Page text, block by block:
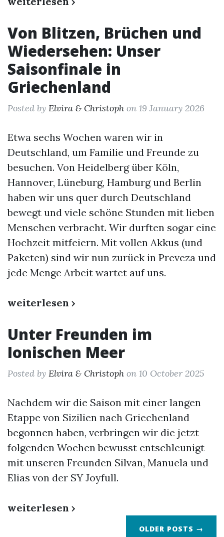
Von Blitzen, Brüchen und
Wiedersehen: Unser
Saisonfinale in
Griechenland
Posted by Elvira & Christoph on 19 January 2026
Etwa sechs Wochen waren wir in
Deutschland, um Familie und Freunde zu
besuchen. Von Heidelberg über Köln,
Hannover, Lüneburg, Hamburg und Berlin
haben wir uns quer durch Deutschland
bewegt und viele schöne Stunden mit lieben
Menschen verbracht. Wir durften sogar eine
Hochzeit mitfeiern. Mit vollen Akkus (und
Paketen) sind wir nun zurück in Preveza und
jede Menge Arbeit wartet auf uns.
weiterlesen ›
Unter Freunden im
Ionischen Meer
Posted by Elvira & Christoph on 10 October 2025
Nachdem wir die Saison mit einer langen
Etappe von Sizilien nach Griechenland
begonnen haben, verbringen wir die jetzt
folgenden Wochen bewusst entschleunigt
mit unseren Freunden Silvan, Manuela und
Elias von der SY Joyfull.
weiterlesen ›
OLDER POSTS →